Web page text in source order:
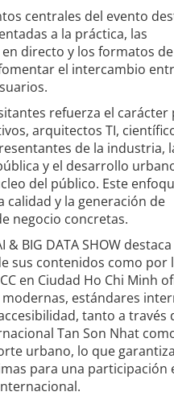
centrales del evento
a la práctica, las
directo y los formatos
el intercambio
refuerza el carácter
arquitectos TI,
de la industria,
y el desarrollo
del público. Este
calidad y la generación de
negocio concretas.
& BIG DATA SHOW
sus contenidos como por
en Ciudad Ho Chi Minh
estándares
tanto a través
Tan Son Nhat
urbano, lo que garantiza
para una participación